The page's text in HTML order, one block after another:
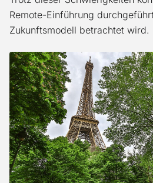
Remote-Einführung
Zukunftsmodell betrachtet wird.